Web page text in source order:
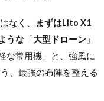
なく、
まずはLito X1
うな「大型ドローン」
な常用機」と、強風に
、最強の布陣を整える